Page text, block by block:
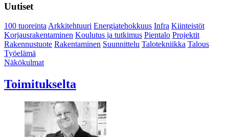
Uutiset
100 tuoreintaArkkitehtuuri Energiatehokkuus Infra Kiinteistöt
Korjausrakentaminen Koulutus ja tutkimus Pientalo Projektit
Rakennustuote Rakentaminen Suunnittelu Talotekniikka Talous
Työelämä
Näkökulmat
Toimitukselta